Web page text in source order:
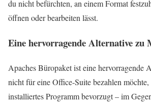
du nicht befürchten, an einem Format
öffnen oder bearbeiten lässt.
Eine hervorragende Alternative zu
Apaches Büropaket ist eine hervorragende
nicht für eine Office-Suite bezahlen möchte,
installiertes Programm bevorzugt – im